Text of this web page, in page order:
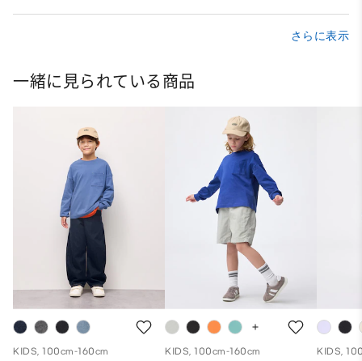
さらに表示
一緒に見られている商品
KIDS, 100cm-160cm KIDS, 100cm-160cm KIDS,